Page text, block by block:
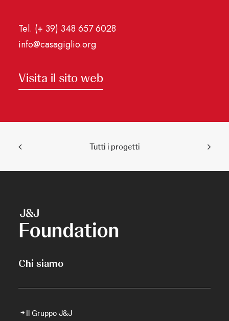
Tel. (+ 39) 348 657 6028
info@casagiglio.org
Visita il sito web
Tutti i progetti
Chi siamo
Il Gruppo J&J